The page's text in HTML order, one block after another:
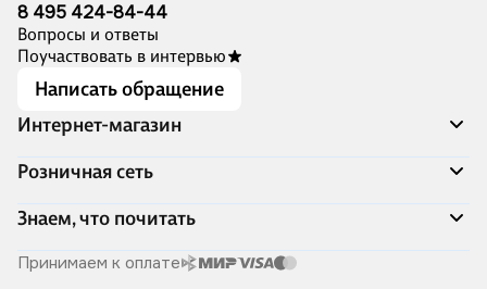
8 495 424-84-44
Вопросы и ответы
Поучаствовать в интервью
Написать обращение
Интернет-магазин
Акции
Доставка и оплата
Программа лояльности
Подарочные сертификаты
Правила продажи
Розничная сеть
Адреса магазинов
Книжный Дозор
О компании
Читай-город для бизнеса
Знаем, что почитать
Скоро в продаже
Принимаем к оплате